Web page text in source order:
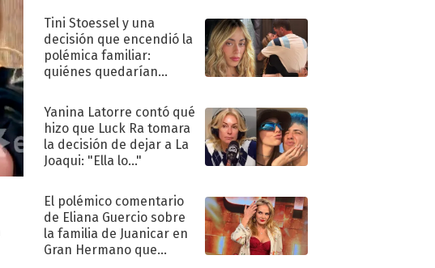
Tini Stoessel y una
decisión que encendió la
polémica familiar:
quiénes quedarían
Yanina Latorre contó qué
hizo que Luck Ra tomara
la decisión de dejar a La
Joaqui: "Ella lo..."
El polémico comentario
de Eliana Guercio sobre
la familia de Juanicar en
Gran Hermano que